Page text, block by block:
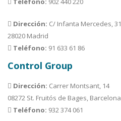
Dirección: C/ Infanta Mercedes, 31
28020 Madrid
Teléfono: 91 633 61 86
Control Group
Dirección: Carrer Montsant, 14
08272 St. Fruitós de Bages, Barcelona
Teléfono: 932 374 061